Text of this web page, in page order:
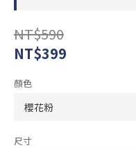
NT$590
NT$399
顏色
尺寸